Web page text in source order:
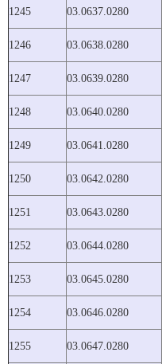
1245 03.0637.0280
1246 03.0638.0280
1247 03.0639.0280
1248 03.0640.0280
1249 03.0641.0280
1250 03.0642.0280
1251 03.0643.0280
1252 03.0644.0280
1253 03.0645.0280
1254 03.0646.0280
1255 03.0647.0280